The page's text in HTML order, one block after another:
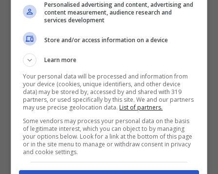
LEGGI ANCHE: Capitolo cessioni: pista turca
per Mbaye, Dijks ai margini. Angeli verso il
Personalised advertising and content, advertising and
content measurement, audience research and
services development
Store and/or access information on a device
Learn more
Your personal data will be processed and information from
your device (cookies, unique identifiers, and other device
data) may be stored by, accessed by and shared with 319
partners, or used specifically by this site. We and our partners
may use precise geolocation data. List of partners.
Some vendors may process your personal data on the basis
of legitimate interest, which you can object to by managing
your options below. Look for a link at the bottom of this page
or in the site menu to manage or withdraw consent in privacy
and cookie settings.